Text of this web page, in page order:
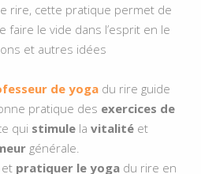
rire, cette pratique permet de
le vide dans l’esprit en le
et autres idées
de yoga du rire guide
pratique des exercices de
qui stimule la vitalitéet
générale.
pratiquer le yogadu rire en